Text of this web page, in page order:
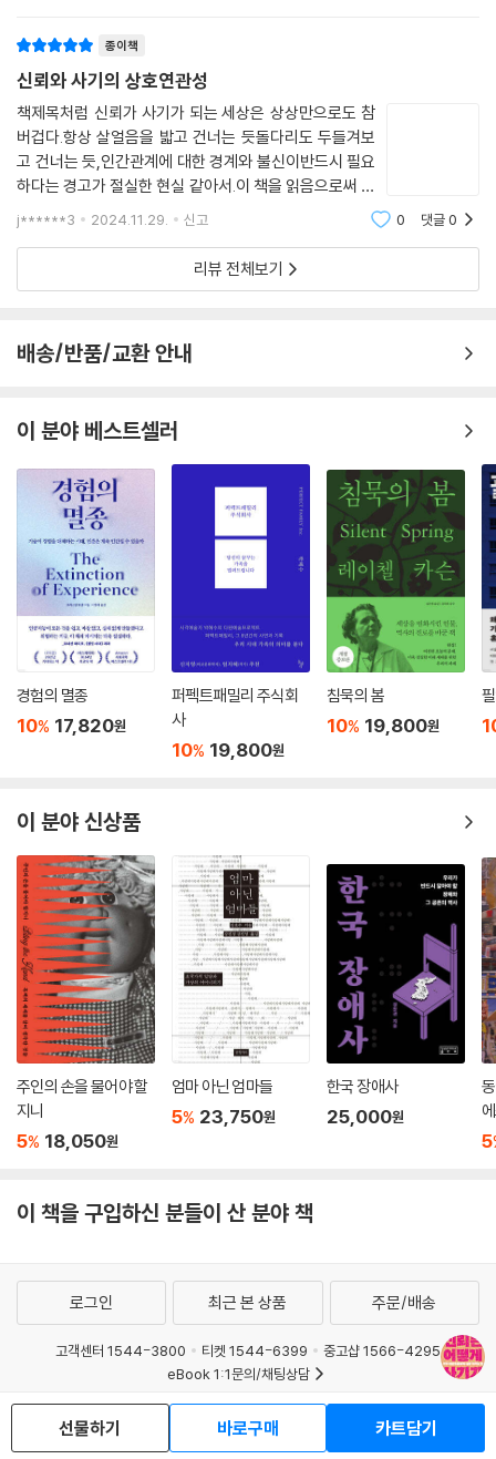
종이책
신뢰와 사기의 상호연관성
책제목처럼 신뢰가 사기가 되는 세상은 상상만으로도 참
버겁다.항상 살얼음을 밟고 건너는 듯돌다리도 두들겨보
고 건너는 듯,인간관계에 대한 경계와 불신이반드시 필요
하다는 경고가 절실한 현실 같아서.이 책을 읽음으로써 결
국 얻게 될 지혜의 끝은불미스러운 상황과 사람을 피할 수
있게 해 줄혜안을 갖추는 것이 되야 하겠으나,우선은 그냥
이 책을 읽으며 신뢰와 사기의 상호연관
j******3 2024.11.29. 신고 0 댓글0
리뷰 전체보기
배송/반품/교환 안내
이 분야 베스트셀러
경험의 멸종
10% 17,820원
퍼펙트패밀리 주식회
사
10% 19,800원
침묵의 봄
10% 19,800원
이 분야 신상품
주인의 손을 물어야 할
지니
5% 18,050원
엄마 아닌 엄마들
5% 23,750원
한국 장애사
25,000원
5
이 책을 구입하신 분들이 산 분야 책
선물하기 바로구매 카트담기
로그인 최근 본 상품 주문/배송
고객센터 1544-3800 티켓 1544-6399
중고샵 1566-4295
eBook 1:1문의/채팅상담
예스이십사(주) 사업자 정보
이용약관
개인정보처리방침
청소년보호정책